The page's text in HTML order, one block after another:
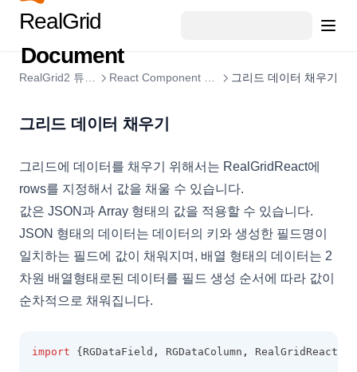
RealGrid
Document
text타입 날짜 편집기
파일 Drag and Drop
병합된 셀의 합계 계산
행 삭제와 관계된 팁
필터 Selector 스타일 팁 🆕
ColumnSummary
CopyOptions
DataCell
DataDropOptions
DataExportOptions
DataField
DataFillOptions
DataFilter
DataOutputOptions
그리드 데이터 채우기
그리드 데이터 채우기
그리드에 데이터를 채우기 위해서는 RealGridReact에
rows를 지정해서 값을 채울 수 있습니다.
값은 JSON과 Array 형태의 값을 적용할 수 있습니다.
JSON 형태의 데이터는 데이터의 키와 생성한 필드명이
일치하는 필드에 값이 채워지며, 배열 형태의 데이터는 2
차원 배열형태로된 데이터를 필드 생성 순서에 따라 값이
순차적으로 채워집니다.
import {RGDataField , RGDataColumn , RealGridReact }